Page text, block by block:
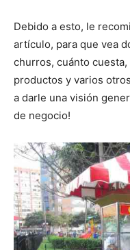
Debido a esto, le
artículo, para que vea
churros, cuánto
productos y varios
a darle una visión
de negocio!